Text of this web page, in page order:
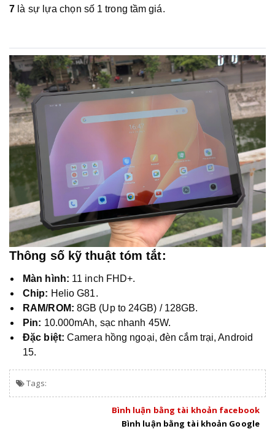
7 là sự lựa chọn số 1 trong tầm giá.
Thông số kỹ thuật tóm tắt:
Màn hình: 11 inch FHD+.
Chip: Helio G81.
RAM/ROM: 8GB (Up to 24GB) / 128GB.
Pin: 10.000mAh, sạc nhanh 45W.
Đặc biệt: Camera hồng ngoại, đèn cắm trại, Android
15.
Tags:
Bình luận bằng tài khoản facebook
Bình luận bằng tài khoản Google